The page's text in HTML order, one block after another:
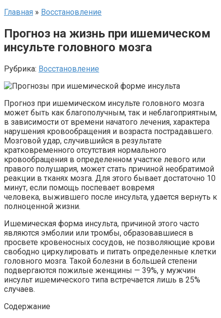
Главная » Восстановление
Прогноз на жизнь при ишемическом
инсульте головного мозга
Рубрика: Восстановление
Прогноз при ишемическом инсульте головного мозга
может быть как благополучным, так и неблагоприятным,
в зависимости от времени начатого лечения, характера
нарушения кровообращения и возраста пострадавшего.
Мозговой удар, случившийся в результате
кратковременного отсутствия нормального
кровообращения в определенном участке левого или
правого полушария, может стать причиной необратимой
реакции в тканях мозга. Для этого бывает достаточно 10
минут, если помощь поспевает вовремя
человека, выжившего после инсульта, удается вернуть к
полноценной жизни.
Ишемическая форма инсульта, причиной этого часто
являются эмболии или тромбы, образовавшиеся в
просвете кровеносных сосудов, не позволяющие крови
свободно циркулировать и питать определенные клетки
головного мозга. Такой болезни в большей степени
подвергаются пожилые женщины — 39%, у мужчин
инсульт ишемического типа встречается лишь в 25%
случаев.
Содержание